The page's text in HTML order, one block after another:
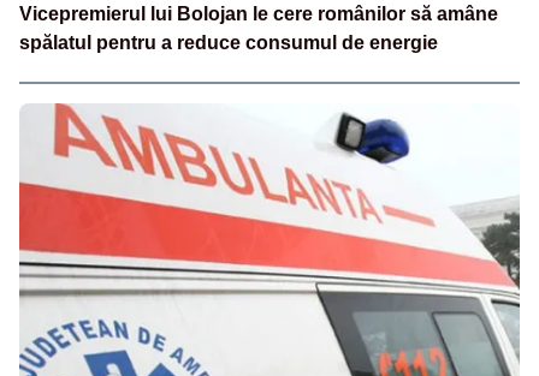
Vicepremierul lui Bolojan le cere românilor să amâne
spălatul pentru a reduce consumul de energie